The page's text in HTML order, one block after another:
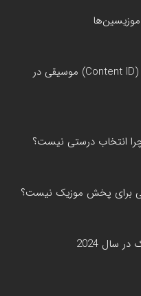
همه‌چیز دربارهٔ کانتنت‌آی‌دی (Content ID) موسیقی در
انتخاب درستی نیست؟
برای پخش موزیک نیست؟
سال 2024